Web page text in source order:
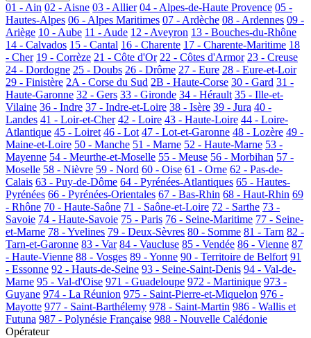
01 - Ain 02 - Aisne 03 - Allier 04 - Alpes-de-Haute Provence 05 -
Hautes-Alpes 06 - Alpes Maritimes 07 - Ardèche 08 - Ardennes 09 -
Ariège 10 - Aube 11 - Aude 12 - Aveyron 13 - Bouches-du-Rhône
14 - Calvados 15 - Cantal 16 - Charente 17 - Charente-Maritime 18
- Cher 19 - Corrèze 21 - Côte d'Or 22 - Côtes d'Armor 23 - Creuse
24 - Dordogne 25 - Doubs 26 - Drôme 27 - Eure 28 - Eure-et-Loir
29 - Finistère 2A - Corse du Sud 2B - Haute-Corse 30 - Gard 31 -
Haute-Garonne 32 - Gers 33 - Gironde 34 - Hérault 35 - Ille-et-
Vilaine 36 - Indre 37 - Indre-et-Loire 38 - Isère 39 - Jura 40 -
Landes 41 - Loir-et-Cher 42 - Loire 43 - Haute-Loire 44 - Loire-
Atlantique 45 - Loiret 46 - Lot 47 - Lot-et-Garonne 48 - Lozère 49 -
Maine-et-Loire 50 - Manche 51 - Marne 52 - Haute-Marne 53 -
Mayenne 54 - Meurthe-et-Moselle 55 - Meuse 56 - Morbihan 57 -
Moselle 58 - Nièvre 59 - Nord 60 - Oise 61 - Orne 62 - Pas-de-
Calais 63 - Puy-de-Dôme 64 - Pyrénées-Atlantiques 65 - Hautes-
Pyrénées 66 - Pyrénées-Orientales 67 - Bas-Rhin 68 - Haut-Rhin 69
- Rhône 70 - Haute-Saône 71 - Saône-et-Loire 72 - Sarthe 73 -
Savoie 74 - Haute-Savoie 75 - Paris 76 - Seine-Maritime 77 - Seine-
et-Marne 78 - Yvelines 79 - Deux-Sèvres 80 - Somme 81 - Tarn 82 -
Tarn-et-Garonne 83 - Var 84 - Vaucluse 85 - Vendée 86 - Vienne 87
- Haute-Vienne 88 - Vosges 89 - Yonne 90 - Territoire de Belfort 91
- Essonne 92 - Hauts-de-Seine 93 - Seine-Saint-Denis 94 - Val-de-
Marne 95 - Val-d'Oise 971 - Guadeloupe 972 - Martinique 973 -
Guyane 974 - La Réunion 975 - Saint-Pierre-et-Miquelon 976 -
Mayotte 977 - Saint-Barthélemy 978 - Saint-Martin 986 - Wallis et
Futuna 987 - Polynésie Française 988 - Nouvelle Calédonie
Opérateur